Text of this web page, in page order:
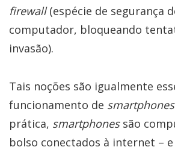
firewall(espécie de segurança
computador, bloqueando
invasão).
Tais noções são igualmente
funcionamento de smartphones
prática, smartphones são
bolso conectados à internet –